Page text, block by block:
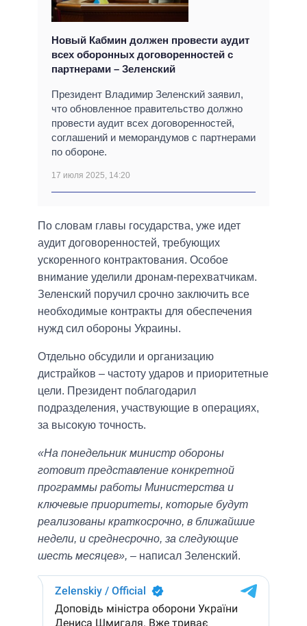
Новый Кабмин должен провести аудит
всех оборонных договоренностей с
партнерами – Зеленский
Президент Владимир Зеленский заявил,
что обновленное правительство должно
провести аудит всех договоренностей,
соглашений и меморандумов с партнерами
по обороне.
17 июля 2025, 14:20
По словам главы государства, уже идет
аудит договоренностей, требующих
ускоренного контрактования. Особое
внимание уделили дронам-перехватчикам.
Зеленский поручил срочно заключить все
необходимые контракты для обеспечения
нужд сил обороны Украины.
Отдельно обсудили и организацию
дистрайков – частоту ударов и приоритетные
цели. Президент поблагодарил
подразделения, участвующие в операциях,
за высокую точность.
«На понедельник министр обороны
готовит представление конкретной
программы работы Министерства и
ключевые приоритеты, которые будут
реализованы краткосрочно, в ближайшие
недели, и среднесрочно, за следующие
шесть месяцев», – написал Зеленский.